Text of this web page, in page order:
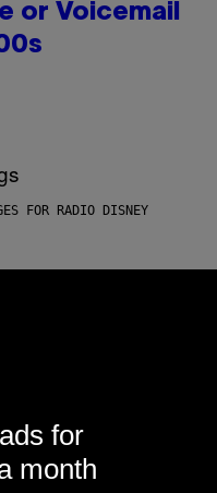
or Voicemail
FOR RADIO DISNEY
That Make
Friend
for
month